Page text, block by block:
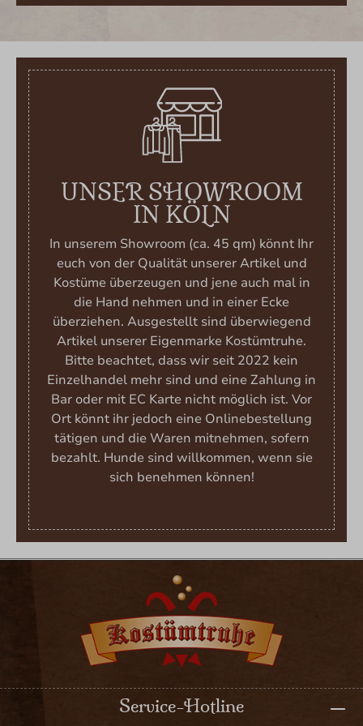
UNSER SHOWROOM
IN KÖLN
In unserem Showroom (ca. 45 qm) könnt Ihr
euch von der Qualität unserer Artikel und
Kostüme überzeugen und jene auch mal in
die Hand nehmen und in einer Ecke
überziehen. Ausgestellt sind überwiegend
Artikel unserer Eigenmarke Kostümtruhe.
Bitte beachtet, dass wir seit 2022 kein
Einzelhandel mehr sind und eine Zahlung in
Bar oder mit EC Karte nicht möglich ist. Vor
Ort könnt ihr jedoch eine Onlinebestellung
tätigen und die Waren mitnehmen, sofern
bezahlt. Hunde sind willkommen, wenn sie
sich benehmen können!
Service-Hotline